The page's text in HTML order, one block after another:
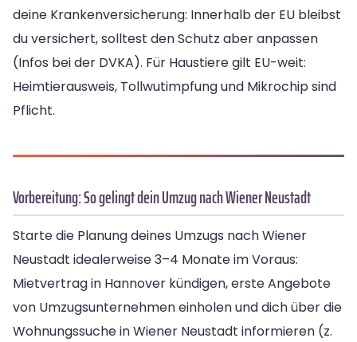
deine Krankenversicherung: Innerhalb der EU bleibst
du versichert, solltest den Schutz aber anpassen
(Infos bei der DVKA). Für Haustiere gilt EU-weit:
Heimtierausweis, Tollwutimpfung und Mikrochip sind
Pflicht.
Vorbereitung: So gelingt dein Umzug nach Wiener Neustadt
Starte die Planung deines Umzugs nach Wiener
Neustadt idealerweise 3–4 Monate im Voraus:
Mietvertrag in Hannover kündigen, erste Angebote
von Umzugsunternehmen einholen und dich über die
Wohnungssuche in Wiener Neustadt informieren (z.